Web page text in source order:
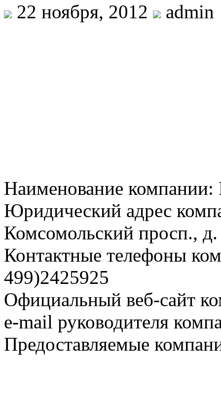
22 ноября, 2012 admin
Наименование
Юридический адрес
Комсомольский просп.,
Контактные телефоны
499)2425925
Официальный веб-сайт
e-mail руководителя
Предоставляемые